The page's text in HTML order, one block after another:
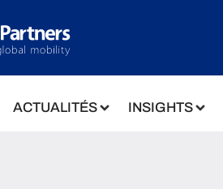
ACTUALITÉS INSIGHTS